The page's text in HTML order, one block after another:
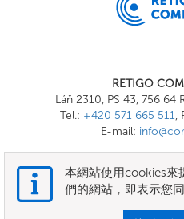
RETIGO
Láň 2310, PS 43, 756
Tel.: +420 571 665 511,
E-mail:
條款
本網站使用cookies來
們的網站，即表示您同